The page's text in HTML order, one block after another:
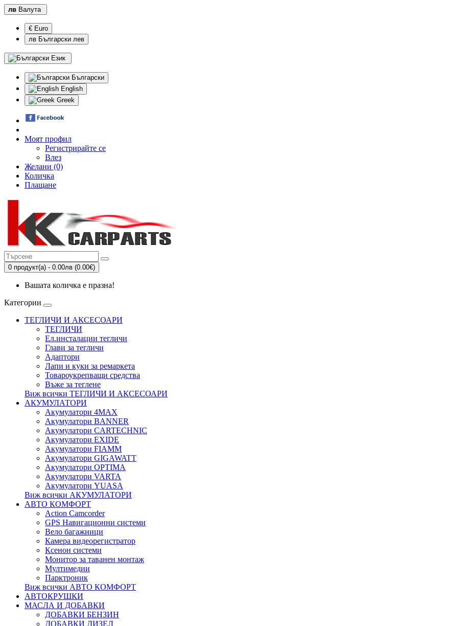
лв Валута
€ Euro
лв Български лев
Език
Български
English
Greek
Моят профил
Регистрирайте се
Влез
Желани (0)
Количка
Плащане
0 продукт(а) - 0.00лв (0.00€)
Вашата количка е празна!
Категории
ТЕГЛИЧИ И АКСЕСОАРИ
ТЕГЛИЧИ
Eл.инсталации тегличи
Глави за тегличи
Адаптори
Лапи и куки за ремаркета
Товароукрепващи средства
Въже за теглене
Виж всички ТЕГЛИЧИ И АКСЕСОАРИ
АКУМУЛАТОРИ
Акумулатори 4MAX
Акумулатори BANNER
Акумулатори CARTECHNIC
Акумулатори EXIDE
Акумулатори FIAMM
Акумулатори GIGAWATT
Акумулатори OPTIMA
Акумулатори VARTA
Акумулатори YUASA
Виж всички АКУМУЛАТОРИ
АВТО КОМФОРТ
Action Camcorder
GPS Навигационни системи
Вело багажници
Камера видеорегистратор
Ксенон системи
Монитор за таванен монтаж
Мултимедии
Парктроник
Виж всички АВТО КОМФОРТ
АВТОКРУШКИ
МАСЛА И ДОБАВКИ
ДОБАВКИ БЕНЗИН
ДОБАВКИ ДИЗЕЛ